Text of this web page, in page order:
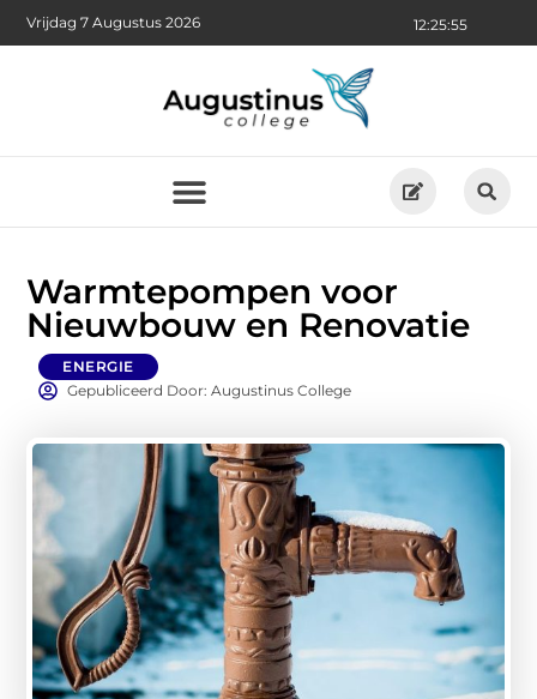
12:25:56
Vrijdag 7 Augustus 2026
Warmtepompen voor
Nieuwbouw en Renovatie
ENERGIE
Gepubliceerd Door: Augustinus College